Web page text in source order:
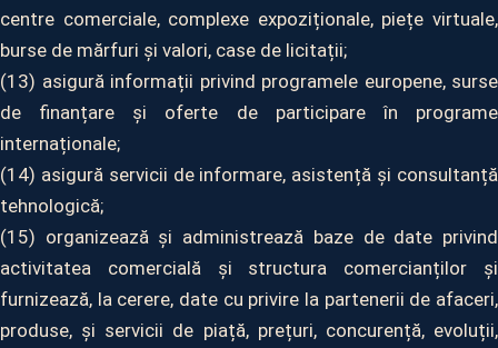
centre comerciale, complexe expoziționale, piețe virtuale,
burse de mărfuri și valori, case de licitații;
(13) asigură informații privind programele europene, surse
de finanțare și oferte de participare în programe
internaționale;
(14) asigură servicii de informare, asistență și consultanță
tehnologică;
(15) organizează și administrează baze de date privind
activitatea comercială și structura comercianților și
furnizează, la cerere, date cu privire la partenerii de afaceri,
produse, și servicii de piață, prețuri, concurență, evoluții,